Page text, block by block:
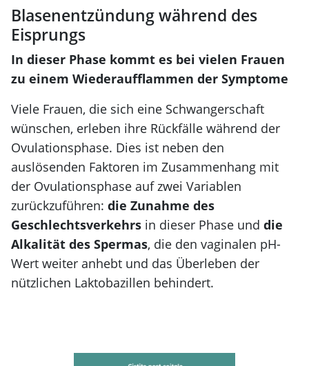
Blasenentzündung während des
Eisprungs
In dieser Phase kommt es bei vielen Frauen
zu einem Wiederaufflammen der Symptome
Viele Frauen, die sich eine Schwangerschaft
wünschen, erleben ihre Rückfälle während der
Ovulationsphase. Dies ist neben den
auslösenden Faktoren im Zusammenhang mit
der Ovulationsphase auf zwei Variablen
zurückzuführen: die Zunahme des
Geschlechtsverkehrs in dieser Phase und die
Alkalität des Spermas, die den vaginalen pH-
Wert weiter anhebt und das Überleben der
nützlichen Laktobazillen behindert.